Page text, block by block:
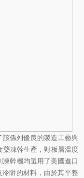
係列優良的製造工藝與
藥凍幹生產，對板層溫度
幹機均選用了美國進口
阱的材料，由於其平整